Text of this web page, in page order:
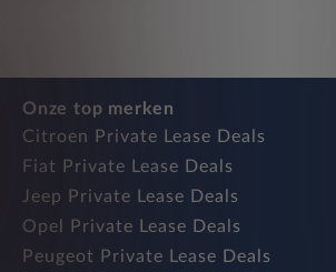
Onze top merken
Citroen Private Lease Deals
Fiat Private Lease Deals
Jeep Private Lease Deals
Opel Private Lease Deals
Peugeot Private Lease Deals